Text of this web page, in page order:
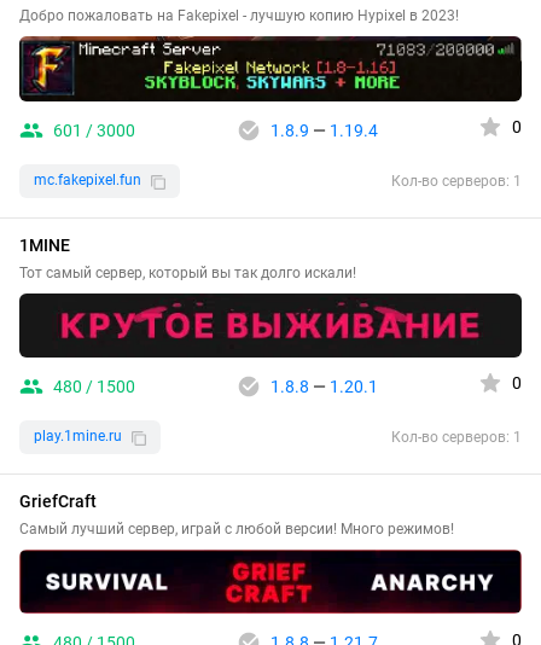
Добро пожаловать на Fakepixel - лучшую копию Hypixel в 2023!
601 / 3000 1.8.9 — 1.19.4 0
mc.fakepixel.fun Кол-во серверов: 1
1MINE
Тот самый сервер, который вы так долго искали!
480 / 1500 1.8.8 — 1.20.1 0
play.1mine.ru Кол-во серверов: 1
GriefCraft
Самый лучший сервер, играй с любой версии! Много режимов!
0